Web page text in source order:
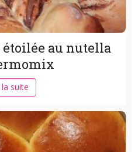
étoilée au nutella
suite